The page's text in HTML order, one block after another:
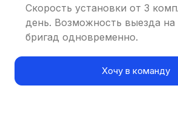
Скорость установки от 3
день. Возможность выезда на
бригад одновременно.
Хочу в команду